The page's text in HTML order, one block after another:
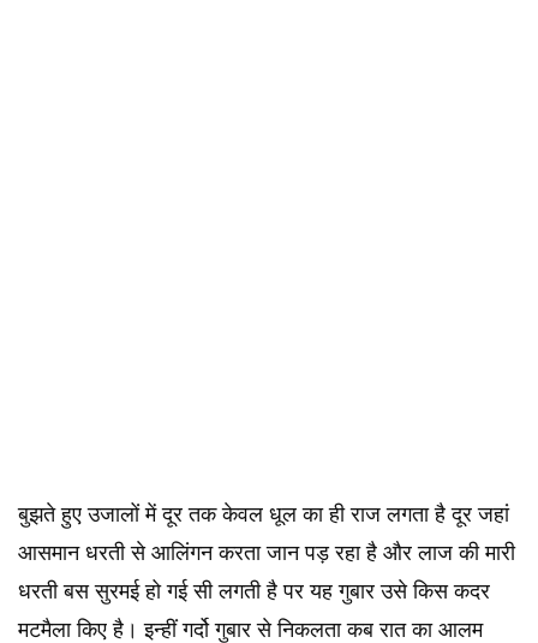
बुझते हुए उजालों में दूर तक केवल धूल का ही राज लगता है दूर जहां
आसमान धरती से आलिंगन करता जान पड़ रहा है और लाज की मारी
धरती बस सुरमई हो गई सी लगती है पर यह गुबार उसे किस कदर
मटमैला किए है। इन्हीं गर्दो गुबार से निकलता कब रात का आलम